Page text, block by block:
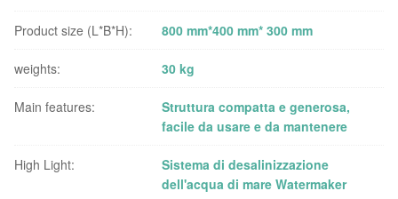
Product size (L*B*H): 800 mm*400 mm* 300 mm
weights: 30 kg
Main features:
Struttura compatta e generosa,
facile da usare e da mantenere
High Light:
Sistema di desalinizzazione
dell'acqua di mare Watermaker